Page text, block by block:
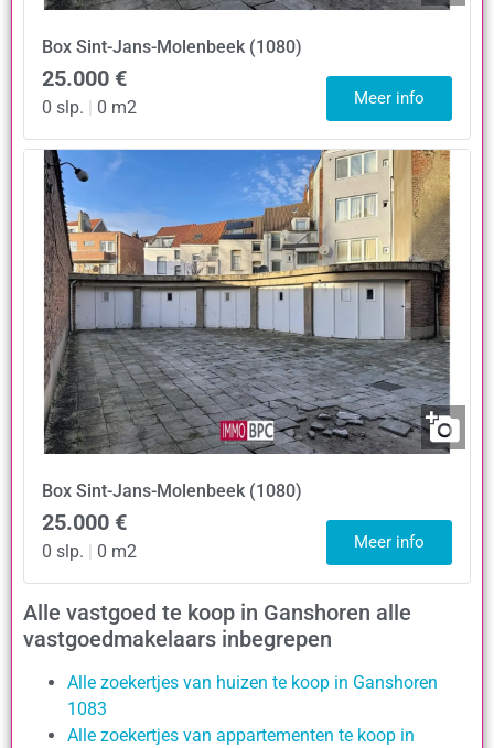
Box Sint-Jans-Molenbeek (1080)
25.000 €
0 slp. | 0 m2 Meer info
Box Sint-Jans-Molenbeek (1080)
25.000 €
0 slp. | 0 m2 Meer info
Alle vastgoed te koop in Ganshoren alle
vastgoedmakelaars inbegrepen
Alle zoekertjes van huizen te koop in Ganshoren
1083
Alle zoekertjes van appartementen te koop in